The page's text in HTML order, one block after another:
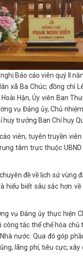
Báo cáo viên quý II
xã Ba Chúc; đồng chí
Hận, Ủy viên Ban
vụ Đảng ủy, Chủ
trưởng Ban Chỉ huy
viên, tuyên truyền viên
tâm trực thuộc
đề về lịch sử vùng
biết sâu sắc hơn
vụ Đảng ủy thực hiện
tác thể chế hóa
nước. Qua đó góp
lãng phí, tiêu cực;